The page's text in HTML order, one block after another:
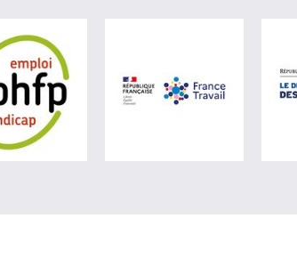
fenêtre)
Agefiph (nouvelle fenêtre)
visiter les site de Fiphfp (nouvellevisiter les